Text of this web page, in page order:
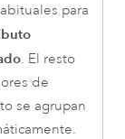
para
. El resto
de
se agrupan